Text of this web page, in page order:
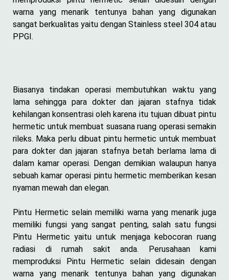
warna yang menarik tentunya bahan yang digunakan
sangat berkualitas yaitu dengan Stainless steel 304 atau
PPGI.
Biasanya tindakan operasi membutuhkan waktu yang
lama sehingga para dokter dan jajaran stafnya tidak
kehilangan konsentrasi oleh karena itu tujuan dibuat pintu
hermetic untuk membuat suasana ruang operasi semakin
rileks. Maka perlu dibuat pintu hermetic untuk membuat
para dokter dan jajaran stafnya betah berlama lama di
dalam kamar operasi. Dengan demikian walaupun hanya
sebuah kamar operasi pintu hermetic memberikan kesan
nyaman mewah dan elegan.
Pintu Hermetic selain memiliki warna yang menarik juga
memiliki fungsi yang sangat penting, salah satu fungsi
Pintu Hermetic yaitu untuk menjaga kebocoran ruang
radiasi di rumah sakit anda. Perusahaan kami
memproduksi Pintu Hermetic selain didesain dengan
warna yang menarik tentunya bahan yang digunakan